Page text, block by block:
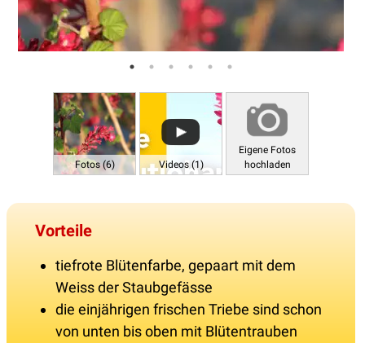
Fotos (6) Videos (1)
Eigene Fotos
hochladen
Vorteile
tiefrote Blütenfarbe, gepaart mit dem
Weiss der Staubgefässe
die einjährigen frischen Triebe sind schon
von unten bis oben mit Blütentrauben